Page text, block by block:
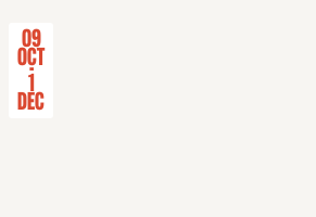
09
Oct
-
1
Dec